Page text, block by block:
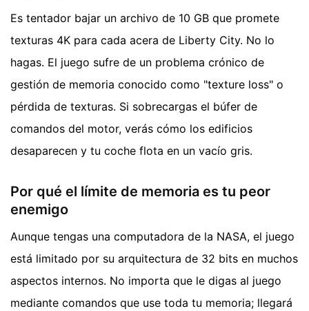
Es tentador bajar un archivo de 10 GB que promete
texturas 4K para cada acera de Liberty City. No lo
hagas. El juego sufre de un problema crónico de
gestión de memoria conocido como "texture loss" o
pérdida de texturas. Si sobrecargas el búfer de
comandos del motor, verás cómo los edificios
desaparecen y tu coche flota en un vacío gris.
Por qué el límite de memoria es tu peor
enemigo
Aunque tengas una computadora de la NASA, el juego
está limitado por su arquitectura de 32 bits en muchos
aspectos internos. No importa que le digas al juego
mediante comandos que use toda tu memoria; llegará